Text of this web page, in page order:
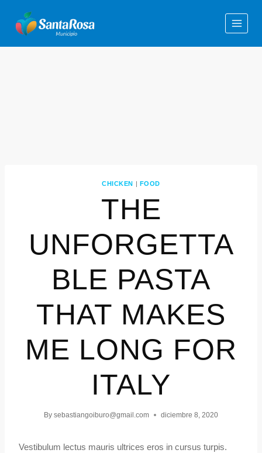
CHICKEN | FOOD
THE
UNFORGETTA
BLE PASTA
THAT MAKES
ME LONG FOR
ITALY
By sebastiangoiburo@gmail.com diciembre 8, 2020
Vestibulum lectus mauris ultrices eros in cursus turpis.